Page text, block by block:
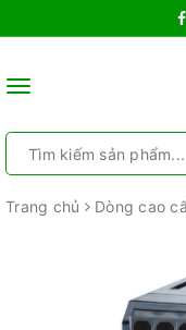
Toggle
Trang chủ Dòng cao